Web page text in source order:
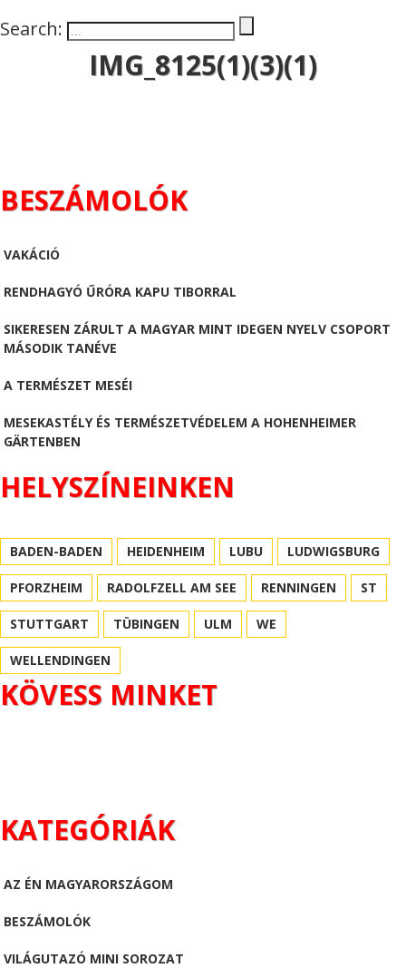
Search:
IMG_8125(1)(3)(1)
BESZÁMOLÓK
VAKÁCIÓ
RENDHAGYÓ ŰRÓRA KAPU TIBORRAL
SIKERESEN ZÁRULT A MAGYAR MINT IDEGEN NYELV CSOPORT
MÁSODIK TANÉVE
A TERMÉSZET MESÉI
MESEKASTÉLY ÉS TERMÉSZETVÉDELEM A HOHENHEIMER
GÄRTENBEN
HELYSZÍNEINKEN
BADEN-BADEN HEIDENHEIM LUBU LUDWIGSBURG
PFORZHEIM RADOLFZELL AM SEE RENNINGEN ST
STUTTGART TÜBINGEN ULM WE
WELLENDINGEN
KÖVESS MINKET
KATEGÓRIÁK
AZ ÉN MAGYARORSZÁGOM
BESZÁMOLÓK
VILÁGUTAZÓ MINI SOROZAT